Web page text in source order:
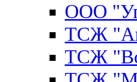
ООО
ТСЖ
ТСЖ